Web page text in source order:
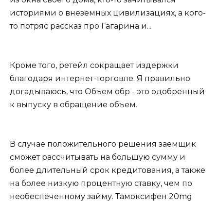
историями о внеземных цивилизациях, а кого-
то потряс рассказ про Гагарина и...
Кроме того, ретейл сокращает издержки
благодаря интернет-торговле. Я правильно
догадываюсь, что Объем обр - это одобренный
к выпуску в обращение объем.
В случае положительного решения заемщик
сможет рассчитывать на большую сумму и
более длительный срок кредитования, а также
на более низкую процентную ставку, чем по
необеспеченному займу. Тамоксифен 20mg